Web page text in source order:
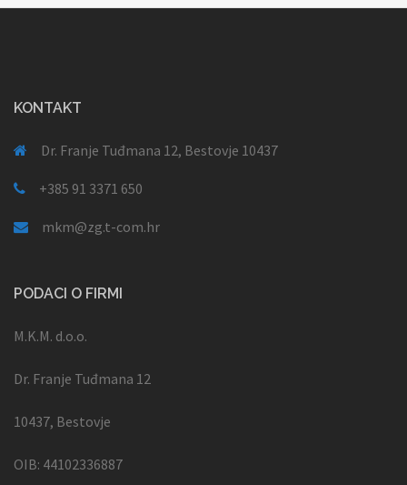
KONTAKT
Dr. Franje Tuđmana 12, Bestovje 10437
+385 91 3371 650
mkm@zg.t-com.hr
PODACI O FIRMI
M.K.M. d.o.o.
Dr. Franje Tuđmana 12
10437, Bestovje
OIB: 44102336887